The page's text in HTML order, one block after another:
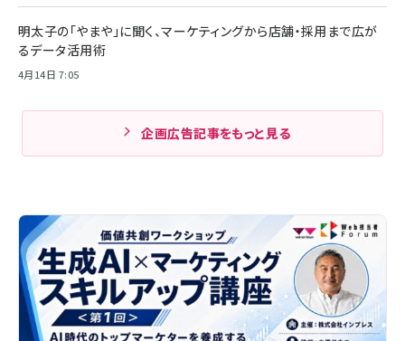
明太子の「やまや」に聞く、マーケティングから店舗・採用まで広が
るデータ活用術
4月14日 7:05
企画広告記事をもっと見る